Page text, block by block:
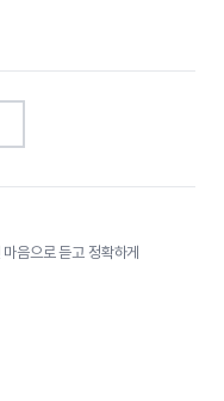
음으로 듣고 정확하게